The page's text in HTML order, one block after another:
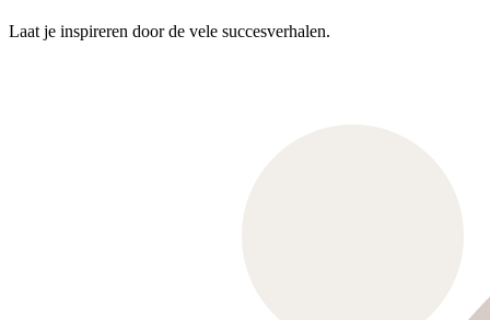
Laat je inspireren door de vele succesverhalen.